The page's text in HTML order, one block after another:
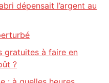
dépensait l’argent au
gratuites à faire en
?